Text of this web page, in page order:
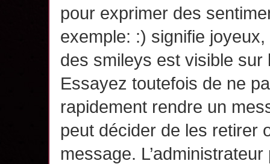
pour exprimer des
exemple: :) signifie
des smileys est visible
Essayez toutefois de ne
rapidement rendre un
peut décider de les retirer
message.